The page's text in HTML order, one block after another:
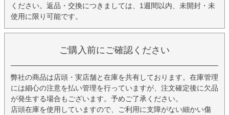
ください。返品・交換につきましては、1週間以内、未開封・未
使用に限り可能です。
ご購入前にご確認ください
弊社の商品は店頭・実店舗と在庫を共有しております。在庫管理
には細心の注意を払い管理を行っていますが、注文確定後に欠品
が発生する場合もございます。予めご了承ください。
店頭在庫を使用していますので、ご利用に支障がない細かい傷